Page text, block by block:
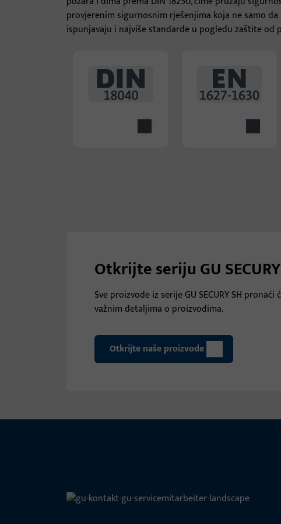
provjerenim sigurnosnim rješenjima koja ne samo
ispunjavaju i najviše standarde u pogledu zaštite od
Otkrijte seriju GU
Sve proizvode iz serije GU SECURY SH
važnim detaljima o proizvodima.
Otkrijte naše proizvode